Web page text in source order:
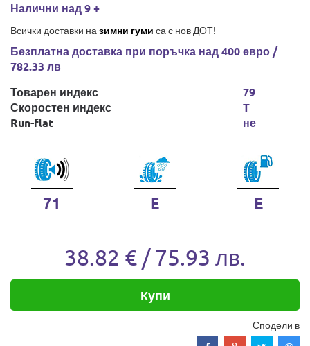
Налични над 9 +
Всички доставки на зимни гуми са с нов ДОТ!
Безплатна доставка при поръчка над 400 евро /
782.33 лв
Товарен индекс
Скоростен индекс
Run-flat
79
T
не
71 E E
38.82 € / 75.93 лв.
Купи
Сподели в